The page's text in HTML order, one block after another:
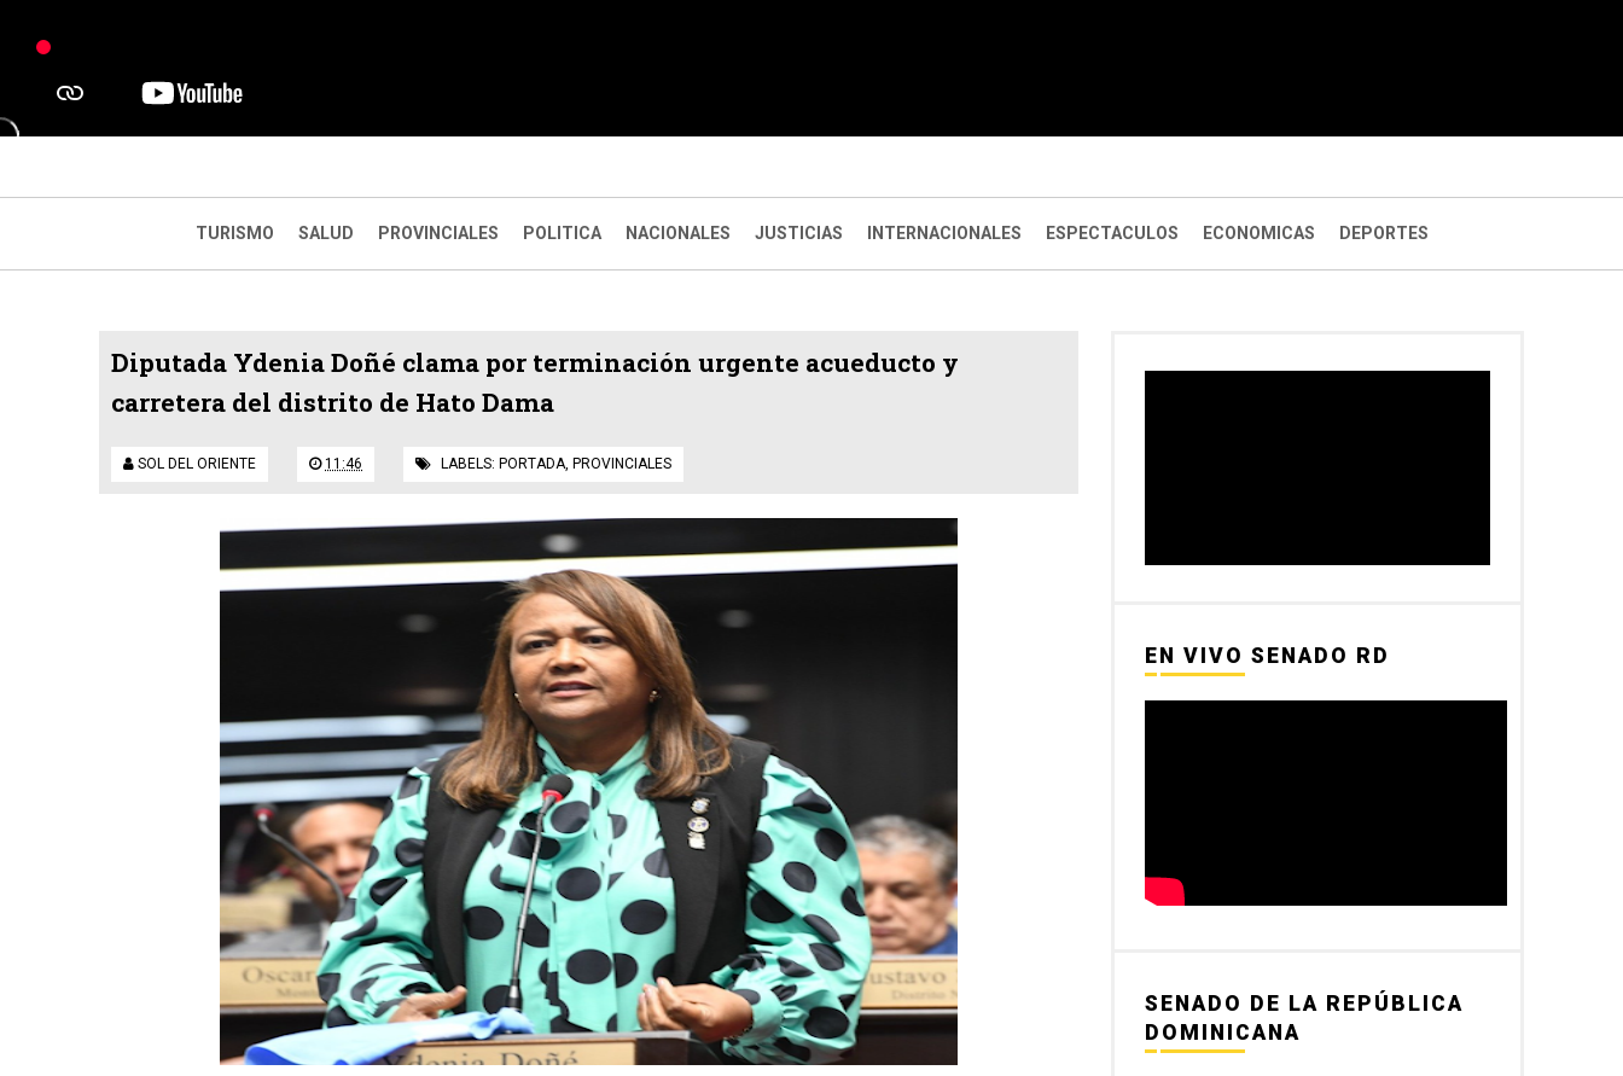
TURISMO SALUD PROVINCIALES POLITICA NACIONALES JUSTICIAS INTERNACIONALES ESPECTACULOS ECONOMICAS DEPORTES
Diputada Ydenia Doñé clama por terminación urgente acueducto y
carretera del distrito de Hato Dama
SOL DEL ORIENTE 11:46 LABELS: PORTADA PROVINCIALES
EN VIVO SENADO RD
SENADO DE LA REPÚBLICA
DOMINICANA